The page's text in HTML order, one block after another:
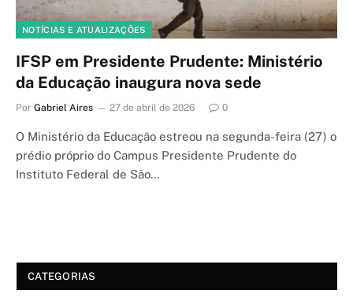
NOTÍCIAS E ATUALIZAÇÕES
IFSP em Presidente Prudente: Ministério
da Educação inaugura nova sede
Por Gabriel Aires 27 de abril de 2026 0
O Ministério da Educação estreou na segunda-feira (27) o
prédio próprio do Campus Presidente Prudente do
Instituto Federal de São…
CATEGORIAS